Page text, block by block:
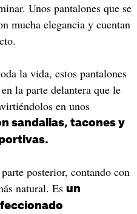
Unos pantalones que se
mucha elegancia y cuentan
la vida, estos pantalones
la parte delantera que le
en unos
sandalias, tacones y
posterior, contando con
natural. Es un